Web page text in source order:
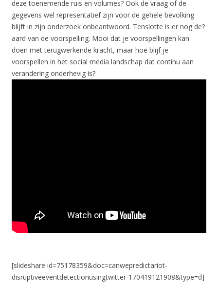
deze toenemende ruis en volumes? Ook de vraag of de
gegevens wel representatief zijn voor de gehele bevolking
blijft in zijn onderzoek onbeantwoord. Tenslotte is er nog de?
aard van de voorspelling. Mooi dat je voorspellingen kan
doen met terugwerkende kracht, maar hoe blijf je
voorspellen in het social media landschap dat continu aan
verandering onderhevig is?
[slideshare id=75178359&doc=canwepredictariot-
disruptiveeventdetectionusingtwitter-170419121908&type=d]